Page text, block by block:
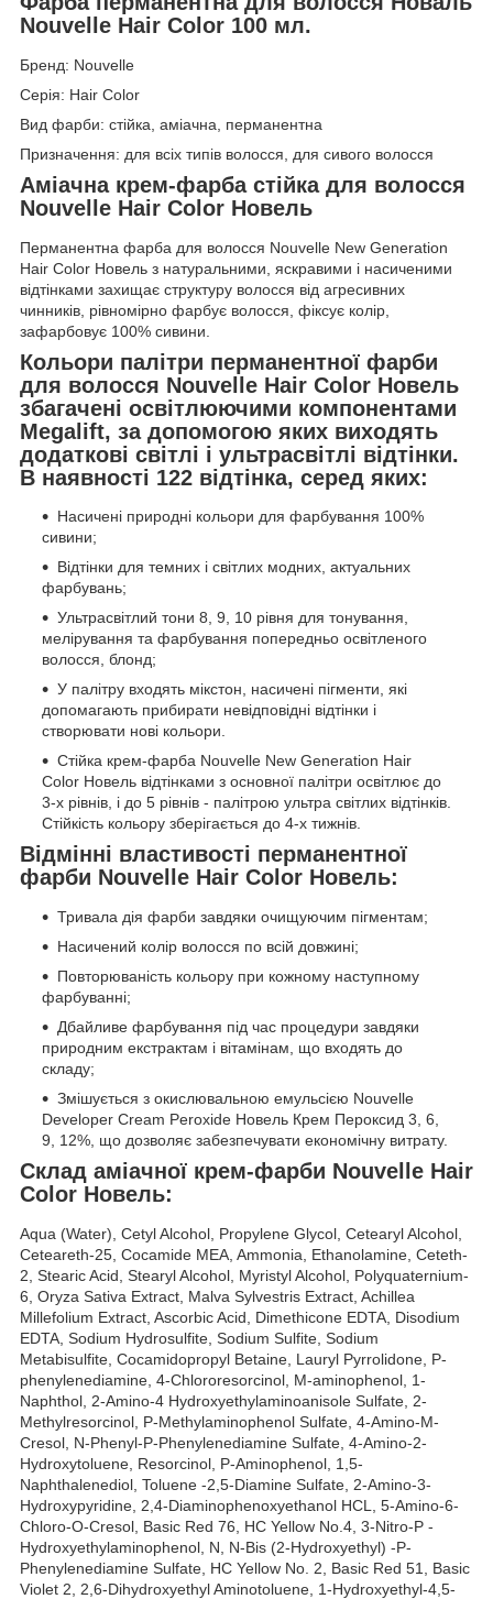
Nouvelle Hair Color 100 мл.
Бренд: Nouvelle
Серія: Hair Color
Вид фарби: стійка, аміачна, перманентна
Призначення: для всіх типів волосся, для сивого волосся
Аміачна крем-фарба стійка для волосся
Nouvelle Hair Color Новель
Перманентна фарба для волосся Nouvelle New Generation
Hair Color Новель з натуральними, яскравими і насиченими
відтінками захищає структуру волосся від агресивних
чинників, рівномірно фарбує волосся, фіксує колір,
зафарбовує 100% сивини.
Кольори палітри перманентної фарби
для волосся Nouvelle Hair Color Новель
збагачені освітлюючими компонентами
Megalift, за допомогою яких виходять
додаткові світлі і ультрасвітлі відтінки.
В наявності 122 відтінка, серед яких:
Насичені природні кольори для фарбування 100%
сивини;
Відтінки для темних і світлих модних, актуальних
фарбувань;
Ультрасвітлий тони 8, 9, 10 рівня для тонування,
мелірування та фарбування попередньо освітленого
волосся, блонд;
У палітру входять мікстон, насичені пігменти, які
допомагають прибирати невідповідні відтінки і
створювати нові кольори.
Стійка крем-фарба Nouvelle New Generation Hair
Color Новель відтінками з основної палітри освітлює до
3-х рівнів, і до 5 рівнів - палітрою ультра світлих відтінків.
Стійкість кольору зберігається до 4-х тижнів.
Відмінні властивості перманентної
фарби Nouvelle Hair Color Новель:
Тривала дія фарби завдяки очищуючим пігментам;
Насичений колір волосся по всій довжині;
Повторюваність кольору при кожному наступному
фарбуванні;
Дбайливе фарбування під час процедури завдяки
природним екстрактам і вітамінам, що входять до
складу;
Змішується з окислювальною емульсією Nouvelle
Developer Cream Peroxide Новель Крем Пероксид 3, 6,
9, 12%, що дозволяє забезпечувати економічну витрату.
Склад аміачної крем-фарби Nouvelle Hair
Color Новель:
Aqua (Water), Cetyl Alcohol, Propylene Glycol, Cetearyl Alcohol,
Ceteareth-25, Cocamide MEA, Ammonia, Ethanolamine, Ceteth-
2, Stearic Acid, Stearyl Alcohol, Myristyl Alcohol, Polyquaternium-
6, Oryza Sativa Extract, Malva Sylvestris Extract, Achillea
Millefolium Extract, Ascorbic Acid, Dimethicone EDTA, Disodium
EDTA, Sodium Hydrosulfite, Sodium Sulfite, Sodium
Metabisulfite, Cocamidopropyl Betaine, Lauryl Pyrrolidone, P-
phenylenediamine, 4-Chlororesorcinol, M-aminophenol, 1-
Naphthol, 2-Amino-4 Hydroxyethylaminoanisole Sulfate, 2-
Methylresorcinol, P-Methylaminophenol Sulfate, 4-Amino-M-
Cresol, N-Phenyl-P-Phenylenediamine Sulfate, 4-Amino-2-
Hydroxytoluene, Resorcinol, P-Aminophenol, 1,5-
Naphthalenediol, Toluene -2,5-Diamine Sulfate, 2-Amino-3-
Hydroxypyridine, 2,4-Diaminophenoxyethanol HCL, 5-Amino-6-
Chloro-O-Cresol, Basic Red 76, HC Yellow No.4, 3-Nitro-P -
Hydroxyethylaminophenol, N, N-Bis (2-Hydroxyethyl) -P-
Phenylenediamine Sulfate, HC Yellow No. 2, Basic Red 51, Basic
Violet 2, 2,6-Dihydroxyethyl Aminotoluene, 1-Hydroxyethyl-4,5-